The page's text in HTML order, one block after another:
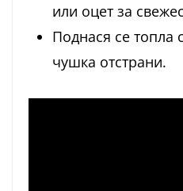
или оцет за
Поднася се топла
чушка отстрани.